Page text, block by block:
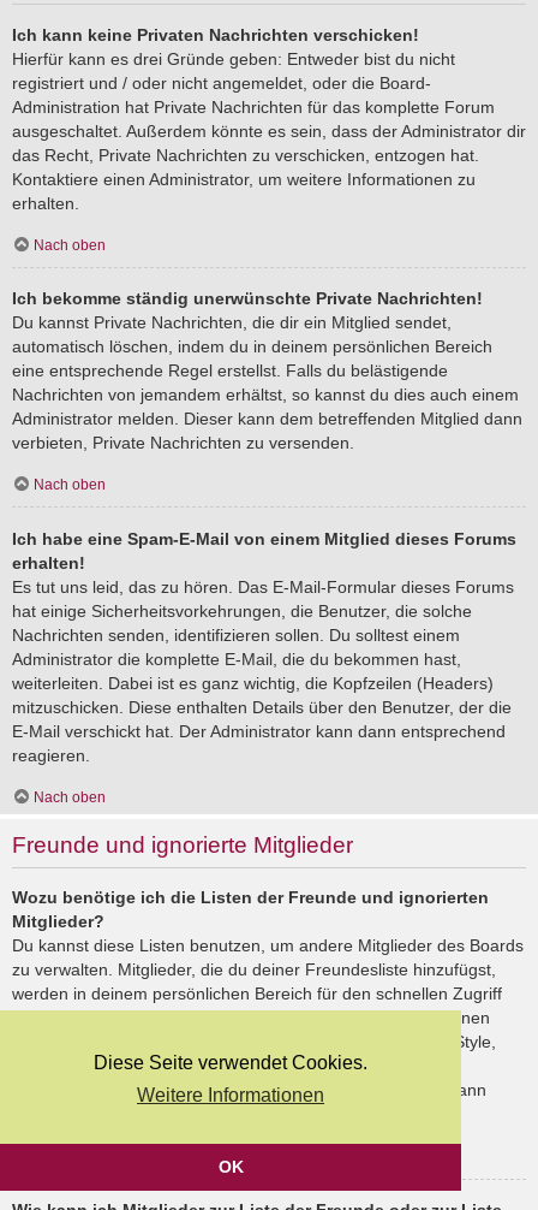
Diese Seite verwendet Cookies.
Weitere Informationen
OK
Ich kann keine Privaten Nachrichten verschicken!
Hierfür kann es drei Gründe geben: Entweder bist du nicht
registriert und / oder nicht angemeldet, oder die Board-
Administration hat Private Nachrichten für das komplette Forum
ausgeschaltet. Außerdem könnte es sein, dass der Administrator dir
das Recht, Private Nachrichten zu verschicken, entzogen hat.
Kontaktiere einen Administrator, um weitere Informationen zu
erhalten.
Nach oben
Ich bekomme ständig unerwünschte Private Nachrichten!
Du kannst Private Nachrichten, die dir ein Mitglied sendet,
automatisch löschen, indem du in deinem persönlichen Bereich
eine entsprechende Regel erstellst. Falls du belästigende
Nachrichten von jemandem erhältst, so kannst du dies auch einem
Administrator melden. Dieser kann dem betreffenden Mitglied dann
verbieten, Private Nachrichten zu versenden.
Nach oben
Ich habe eine Spam-E-Mail von einem Mitglied dieses Forums
erhalten!
Es tut uns leid, das zu hören. Das E-Mail-Formular dieses Forums
hat einige Sicherheitsvorkehrungen, die Benutzer, die solche
Nachrichten senden, identifizieren sollen. Du solltest einem
Administrator die komplette E-Mail, die du bekommen hast,
weiterleiten. Dabei ist es ganz wichtig, die Kopfzeilen (Headers)
mitzuschicken. Diese enthalten Details über den Benutzer, der die
E-Mail verschickt hat. Der Administrator kann dann entsprechend
reagieren.
Nach oben
Freunde und ignorierte Mitglieder
Wozu benötige ich die Listen der Freunde und ignorierten
Mitglieder?
Du kannst diese Listen benutzen, um andere Mitglieder des Boards
zu verwalten. Mitglieder, die du deiner Freundesliste hinzufügst,
werden in deinem persönlichen Bereich für den schnellen Zugriff
aufgelistet. Du siehst dort deren Onlinestatus und kannst ihnen
schnell eine Private Nachricht senden. Abhängig von dem Style,
den du verwendest, können Beiträge deiner Freunde auch
hervorgehoben sein. Wenn du einen Benutzer ignorierst, dann